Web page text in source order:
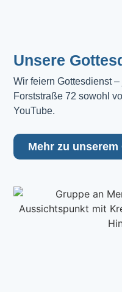
Unsere
Wir feiern Gottesdienst
Forststraße 72 sowohl
YouTube.
Mehr zu